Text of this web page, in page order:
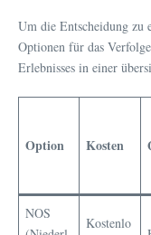
Um die Entscheidung zu
Optionen für das
Erlebnisses in einer
Option Kosten
NOS
Kostenlo